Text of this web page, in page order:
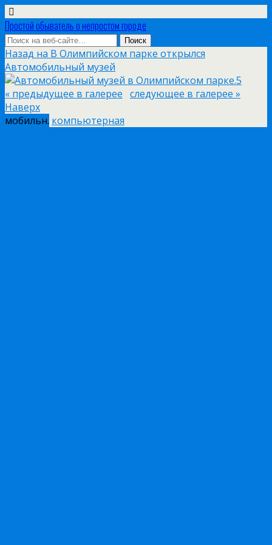
Простой обыватель о непростом городе
Назад на В Олимпийском парке открылся
Автомобильный музей
« предыдущее в галерее следующее в галерее »
Наверх
мобильн. компьютерная